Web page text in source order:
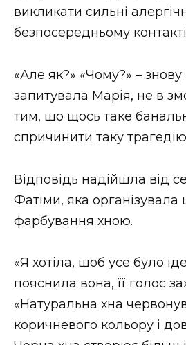
викликати сильні
безпосередньому
«Але як?» «Чому?» – знову
запитувала Марія, не в
тим, що щось таке
спричинити таку
Відповідь надійшла від
Фатіми, яка
фарбування хною.
«Я хотіла, щоб усе було
пояснила вона, її голос
«Натуральна хна
коричневого кольору і